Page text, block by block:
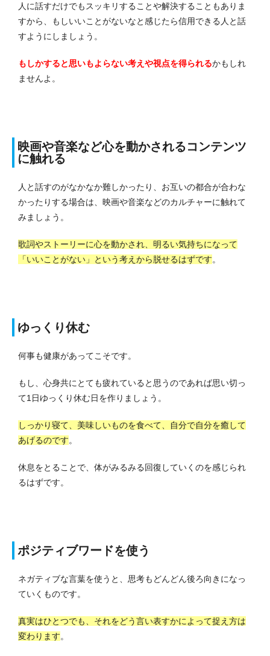
人に話すだけでもスッキリすることや解決することもありま
すから、もしいいことがないなと感じたら信用できる人と話
すようにしましょう。
もしかすると思いもよらない考えや視点を得られるかもしれ
ませんよ。
映画や音楽など心を動かされるコンテンツ
に触れる
人と話すのがなかなか難しかったり、お互いの都合が合わな
かったりする場合は、映画や音楽などのカルチャーに触れて
みましょう。
歌詞やストーリーに心を動かされ、明るい気持ちになって
「いいことがない」という考えから脱せるはずです。
ゆっくり休む
何事も健康があってこそです。
もし、心身共にとても疲れていると思うのであれば思い切っ
て1日ゆっくり休む日を作りましょう。
しっかり寝て、美味しいものを食べて、自分で自分を癒して
あげるのです。
休息をとることで、体がみるみる回復していくのを感じられ
るはずです。
ポジティブワードを使う
ネガティブな言葉を使うと、思考もどんどん後ろ向きになっ
ていくものです。
真実はひとつでも、それをどう言い表すかによって捉え方は
変わります。